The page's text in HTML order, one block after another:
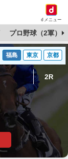
dメニュー
プロ野球（2軍）
福島 東京 京都
2R